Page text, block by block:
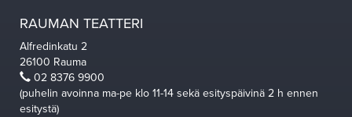
RAUMAN TEATTERI
Alfredinkatu 2
26100 Rauma
02 8376 9900
(puhelin avoinna ma-pe klo 11-14 sekä esityspäivinä 2 h ennen
esitystä)